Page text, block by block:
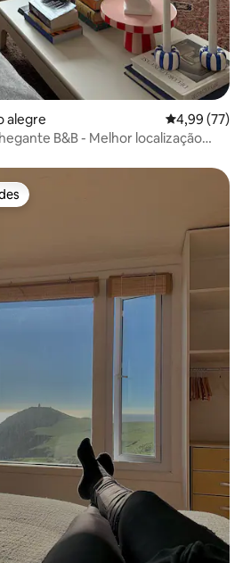
alegre 4,99 de uma
4,99 (77)
B&B - Melhor localização